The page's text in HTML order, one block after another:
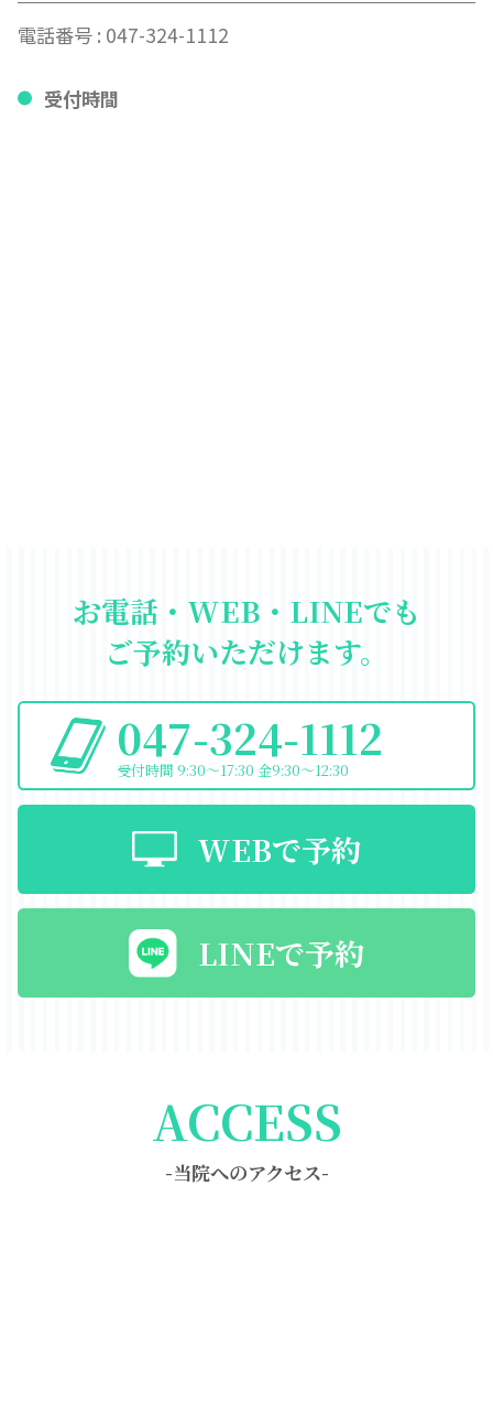
電話番号 : 047-324-1112
受付時間
お電話・WEB・LINEでも
ご予約いただけます。
047-324-1112
受付時間 9:30〜17:30 金9:30〜12:30
WEBで予約
LINEで予約
ACCESS
-当院へのアクセス-